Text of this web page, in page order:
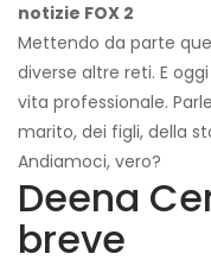
notizie FOX 2
Mettendo da parte
diverse altre reti. E
vita professionale.
marito, dei figli, della
Andiamoci, vero?
Deena
breve